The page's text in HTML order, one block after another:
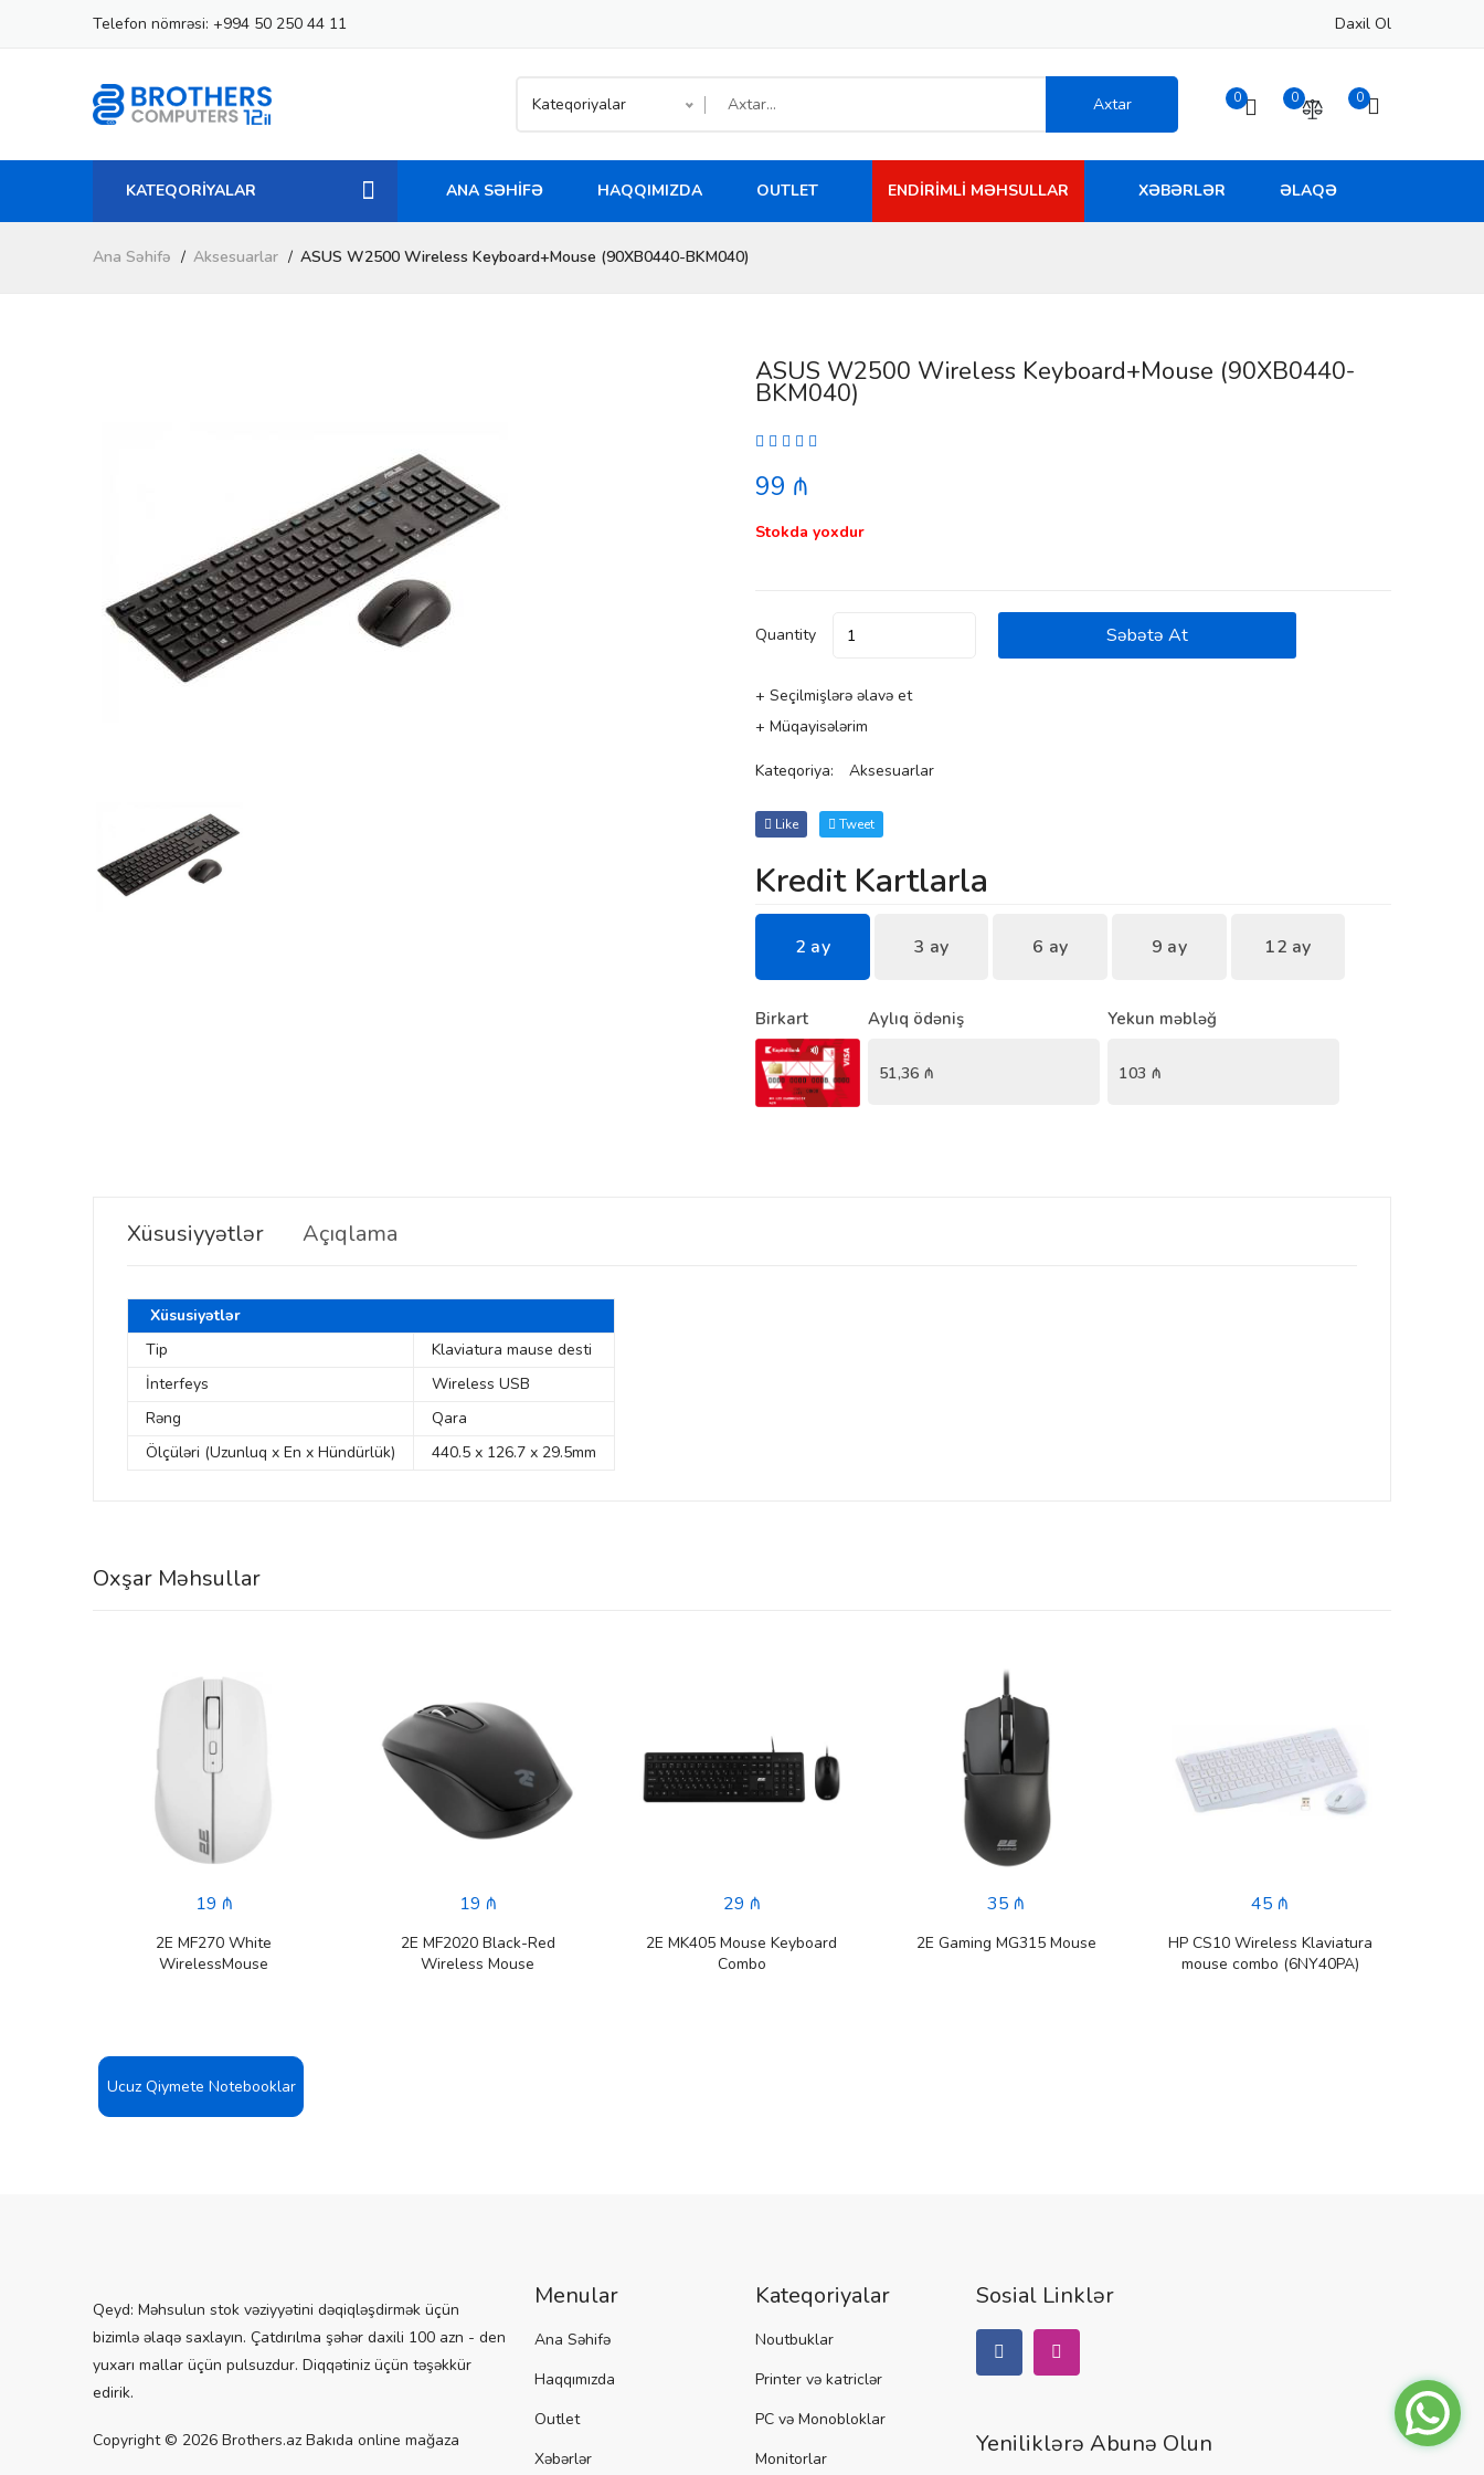
Telefon nömrəsi: +994 50 250 44 11 Daxil Ol
Kateqoriyalar Axtar 0 0 0
KATEQORİYALAR ANA SƏHIFƏ HAQQIMIZDA OUTLET ENDIRIMLI MƏHSULLAR XƏBƏRLƏR ƏLAQƏ
Ana Səhifə Aksesuarlar ASUS W2500 Wireless Keyboard+Mouse (90XB0440-BKM040)
ASUS W2500 Wireless Keyboard+Mouse (90XB0440-
BKM040)
99 ₼
Stokda yoxdur
Quantity Səbətə At
+ Seçilmişlərə əlavə et
+ Müqayisələrim
Kateqoriya: Aksesuarlar
Like Tweet
Kredit Kartlarla
2 ay 3 ay 6 ay 9 ay 12 ay
Birkart Aylıq ödəniş
51,36 ₼
Yekun məbləğ
103 ₼
Xüsusiyyətlər Açıqlama
Xüsusiyətlər
Tip
Klaviatura mause desti
İnterfeys
Wireless USB
Rəng
Qara
Ölçüləri (Uzunluq x En x Hündürlük)
440.5 х 126.7 х 29.5mm
Oxşar Məhsullar
19 ₼
2E MF270 White
WirelessMouse
19 ₼
2E MF2020 Black-Red
Wireless Mouse
29 ₼
2E MK405 Mouse Keyboard
Combo
35 ₼
2E Gaming MG315 Mouse
45 ₼
HP CS10 Wireless Klaviatura
mouse combo (6NY40PA)
Ucuz Qiymete Notebooklar
Qeyd: Məhsulun stok vəziyyətini dəqiqləşdirmək üçün
bizimlə əlaqə saxlayın. Çatdırılma şəhər daxili 100 azn - den
yuxarı mallar üçün pulsuzdur. Diqqətiniz üçün təşəkkür
edirik.
Copyright © 2026 Brothers.az Bakıda online mağaza
Menular
Ana Səhifə
Haqqımızda
Outlet
Xəbərlər
Kateqoriyalar
Noutbuklar
Printer və katriclər
PC və Monobloklar
Monitorlar
Sosial Linklər
Yeniliklərə Abunə Olun